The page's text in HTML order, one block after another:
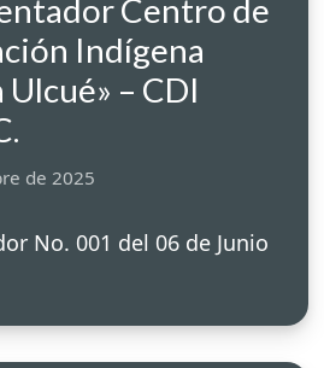
Centro de
Indígena
Ulcué» – CDI
de 2025
No. 001 del 06 de Junio